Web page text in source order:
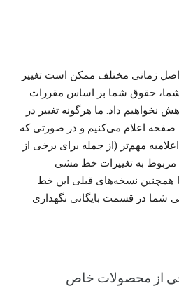
زمانی مختلف ممکن است تغییر
حقوق شما بر اساس مقررات
نخواهیم داد. ما هرگونه تغییر در
اعلام می‌کنیم و در صورتی که
مهم‌تر (از جمله برای برخی از
مربوط به تغییرات خط مشی
همچنین نسخه‌های قبلی این خط
شما در قسمت بایگانی نگهداری
از محصولات خاص